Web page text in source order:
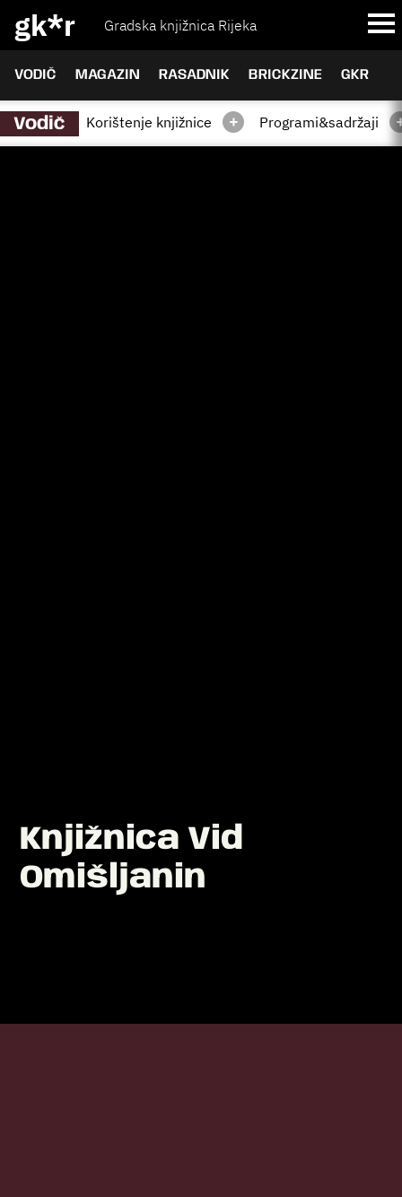
gk*r Gradska knjižnica Rijeka
VODIČ MAGAZIN RASADNIK BRICKZINE GKR
Vodič Korištenje knjižnice + Programi&sadržaji
Knjižnica Vid
Omišljanin